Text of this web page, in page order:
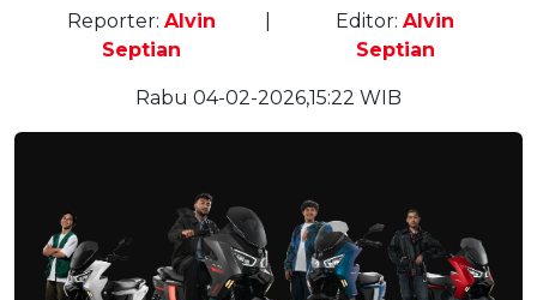
Reporter: Alvin
Septian
Editor:Alvin
Septian
Rabu 04-02-2026,15:22 WIB